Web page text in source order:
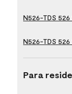
N526-TDS 526
N526-TDS 526
Para